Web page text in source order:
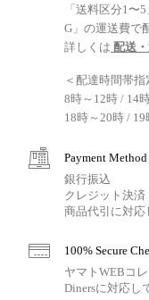
「送料区分1〜
G」の運送費で
詳しくは 配送
＜配達時間帯指
8時～12時 / 14
18時～20時 /
Payment Method
銀行振込
クレジット決済
商品代引に対応
100% Secure
ヤマトWEBコ
Dinersに対応し